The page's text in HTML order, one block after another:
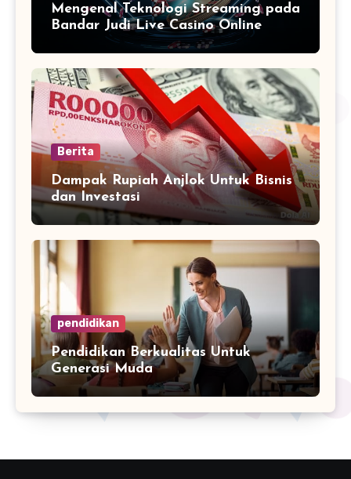
Mengenal Teknologi Streaming pada
Bandar Judi Live Casino Online
Berita
Dampak Rupiah Anjlok Untuk Bisnis
dan Investasi
pendidikan
Pendidikan Berkualitas Untuk
Generasi Muda